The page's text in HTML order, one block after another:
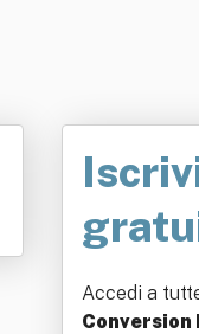
Accedi a